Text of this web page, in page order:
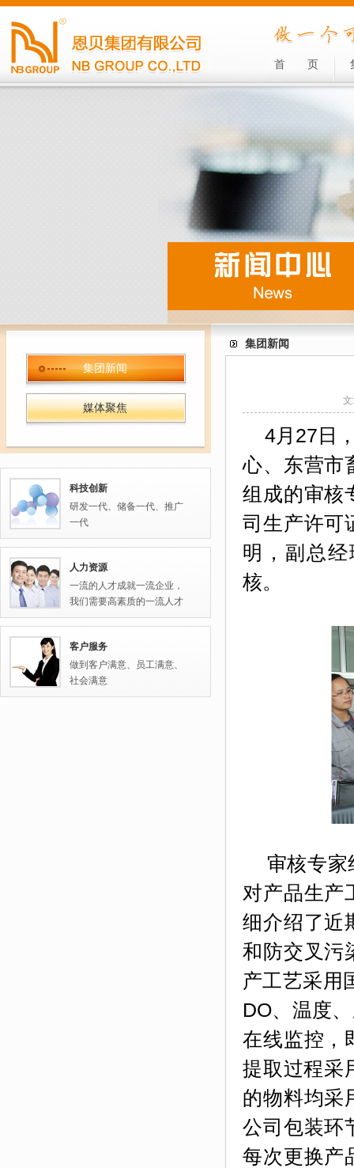
首 页
集团新闻
媒体聚焦
科技创新
研发一代、储备一代、推广
一代
人力资源
一流的人才成就一流企业，
我们需要高素质的一流人才
客户服务
做到客户满意、员工满意、
社会满意
集团新闻
4月 27 日
心、东营市
组成的审核
司生产许可
明，副总
核。
审核专家
对产品生产
细介绍了近
和防交叉污
产工艺采用
DO、温度
在线监控，
提取过程采
的物料均采
公司包装环
每次更换产